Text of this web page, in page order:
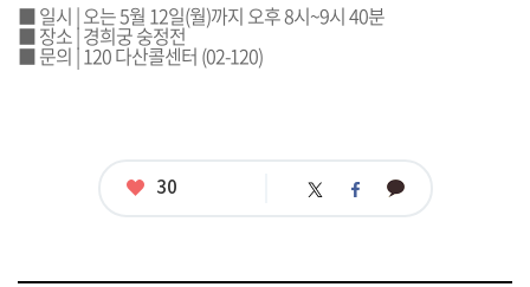
■ 일시 | 오는 5월 12일(월)까지 오후 8시~9시 40분
■ 장소 | 경희궁 숭정전
■ 문의 | 120 다산콜센터 (02-120)
좋
30 트 페 카